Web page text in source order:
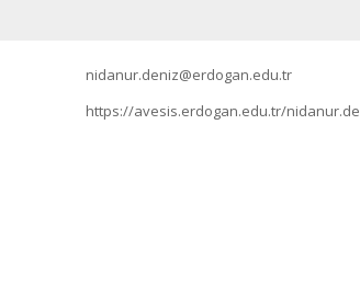
nidanur.deniz@erdogan.edu.tr
https://avesis.erdogan.edu.tr/